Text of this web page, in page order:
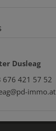
Dusleag
676 421 57 52
immo.at